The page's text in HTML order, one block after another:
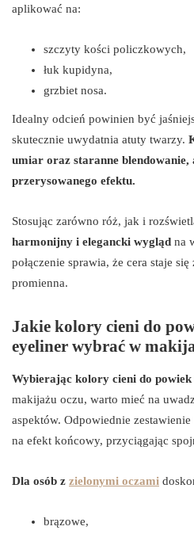
aplikować na:
szczyty kości policzkowych,
łuk kupidyna,
grzbiet nosa.
Idealny odcień powinien być
skutecznie uwydatnia atuty twarzy.
umiar oraz staranne blendowanie,
przerysowanego efektu.
Stosując zarówno róż, jak i
harmonijny i elegancki wygląd na
połączenie sprawia, że cera staje
promienna.
Jakie kolory cieni do
eyeliner wybrać w
Wybierając kolory cieni do powiek
makijażu oczu, warto mieć na
aspektów. Odpowiednie
na efekt końcowy, przyciągając
Dla osób z zielonymi oczami
brązowe,